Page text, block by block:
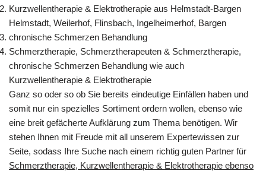
Kurzwellentherapie & Elektrotherapie aus Helmstadt-Bargen
Helmstadt, Weilerhof, Flinsbach, Ingelheimerhof, Bargen
chronische Schmerzen Behandlung
Schmerztherapie, Schmerztherapeuten & Schmerztherapie,
chronische Schmerzen Behandlung wie auch
Kurzwellentherapie & Elektrotherapie
Ganz so oder so ob Sie bereits eindeutige Einfällen haben und
somit nur ein spezielles Sortiment ordern wollen, ebenso wie
eine breit gefächerte Aufklärung zum Thema benötigen. Wir
stehen Ihnen mit Freude mit all unserem Expertewissen zur
Seite, sodass Ihre Suche nach einem richtig guten Partner für
Schmerztherapie, Kurzwellentherapie & Elektrotherapie ebenso